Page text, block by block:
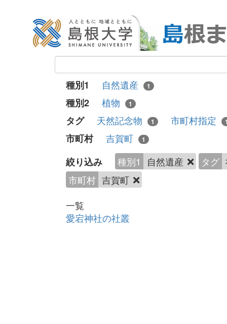
種別1 自然遺産 1
種別2 植物 1
タグ 天然記念物 1 市町村指定
市町村 吉賀町 1
絞り込み 種別1 自然遺産 タグ
市町村 吉賀町
一覧
愛宕神社の社叢